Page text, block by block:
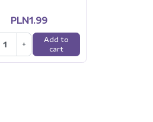
PLN1.99
+
Add to
cart